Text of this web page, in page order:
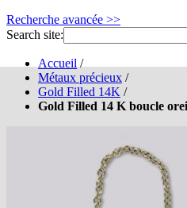
Recherche avancée >>
Search site:
Accueil /
Métaux précieux /
Gold Filled 14K /
Gold Filled 14 K boucle